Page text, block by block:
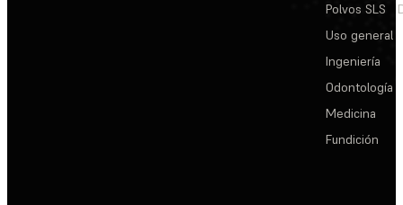
Polvos SLS
Uso general
Ingeniería
Odontología
Medicina
Fundición